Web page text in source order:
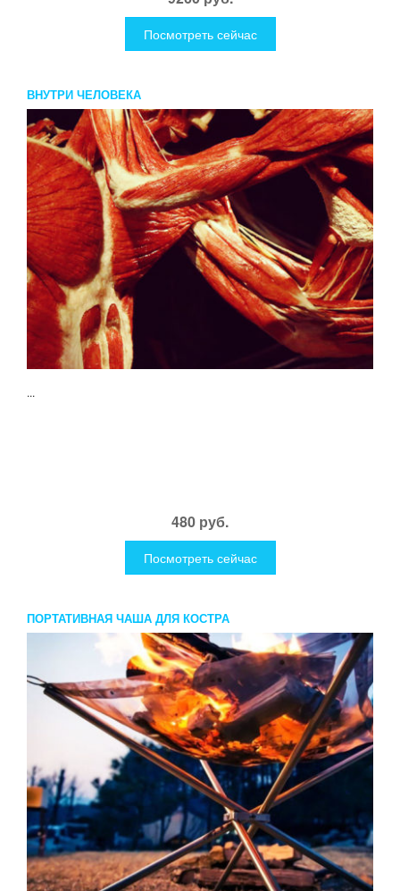
Посмотреть сейчас
ВНУТРИ ЧЕЛОВЕКА
...
480 руб.
Посмотреть сейчас
ПОРТАТИВНАЯ ЧАША ДЛЯ КОСТРА